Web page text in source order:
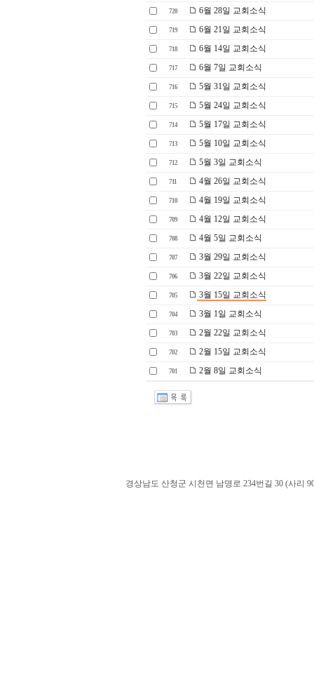
720 6월 28일 교회소식
719 6월 21일 교회소식
718 6월 14일 교회소식
717 6월 7일 교회소식
716 5월 31일 교회소식
715 5월 24일 교회소식
714 5월 17일 교회소식
713 5월 10일 교회소식
712 5월 3일 교회소식
711 4월 26일 교회소식
710 4월 19일 교회소식
709 4월 12일 교회소식
708 4월 5일 교회소식
707 3월 29일 교회소식
706 3월 22일 교회소식
705 3월 15일 교회소식
704 3월 1일 교회소식
703 2월 22일 교회소식
702 2월 15일 교회소식
701 2월 8일 교회소식
경상남도 산청군 시천면 남명로 234번길 30 (사리